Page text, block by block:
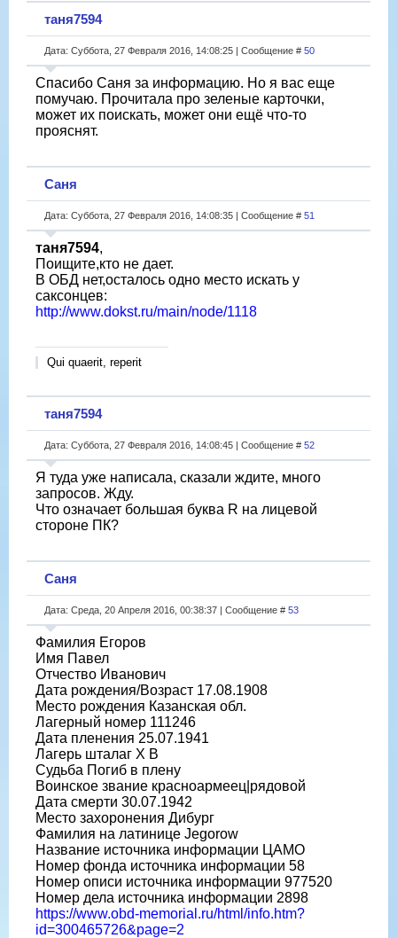
таня7594
Дата: Суббота, 27 Февраля 2016, 14:08:25 | Сообщение # 50
Спасибо Саня за информацию. Но я вас еще
помучаю. Прочитала про зеленые карточки,
может их поискать, может они ещё что-то
прояснят.
Саня
Дата: Суббота, 27 Февраля 2016, 14:08:35 | Сообщение # 51
таня7594,
Поищите,кто не дает.
В ОБД нет,осталось одно место искать у
саксонцев:
http://www.dokst.ru/main/node/1118
Qui quaerit, reperit
таня7594
Дата: Суббота, 27 Февраля 2016, 14:08:45 | Сообщение # 52
Я туда уже написала, сказали ждите, много
запросов. Жду.
Что означает большая буква R на лицевой
стороне ПК?
Саня
Дата: Среда, 20 Апреля 2016, 00:38:37 | Сообщение # 53
Фамилия Егоров
Имя Павел
Отчество Иванович
Дата рождения/Возраст 17.08.1908
Место рождения Казанская обл.
Лагерный номер 111246
Дата пленения 25.07.1941
Лагерь шталаг X B
Судьба Погиб в плену
Воинское звание красноармеец|рядовой
Дата смерти 30.07.1942
Место захоронения Дибург
Фамилия на латинице Jegorow
Название источника информации ЦАМО
Номер фонда источника информации 58
Номер описи источника информации 977520
Номер дела источника информации 2898
https://www.obd-memorial.ru/html/info.htm?
id=300465726&page=2